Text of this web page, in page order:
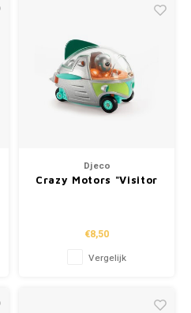
Djeco
Crazy Motors "Visitor
€8,50
Vergelijk